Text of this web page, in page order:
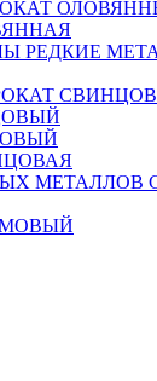
РЕДКИЕ